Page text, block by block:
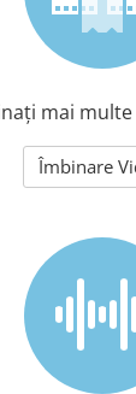
mai
Îmbinare